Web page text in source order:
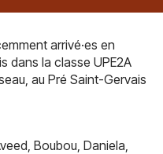
arrivé·es en
dans la classe UPE2A
au Pré Saint-Gervais
Boubou, Daniela,